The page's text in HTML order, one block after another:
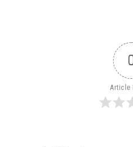
Article